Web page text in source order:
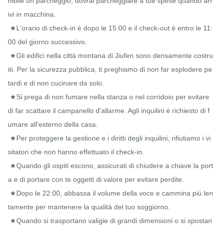
ivi in ​​macchina.
00 del giorno successivo.
iti. Per la sicurezza pubblica, ti preghiamo di non far esplodere pe
tardi e di non cucinare da solo.
di far scattare il campanello d'allarme. Agli inquilini è richiesto di f
umare all'esterno della casa.
sitatori che non hanno effettuato il check-in.
a e di portare con te oggetti di valore per evitare perdite.
tamente per mantenere la qualità del tuo soggiorno.